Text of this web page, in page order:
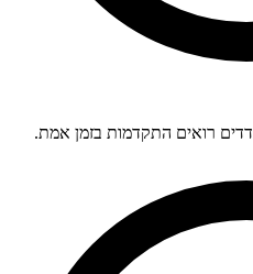
רואים התקדמות בזמן אמת.